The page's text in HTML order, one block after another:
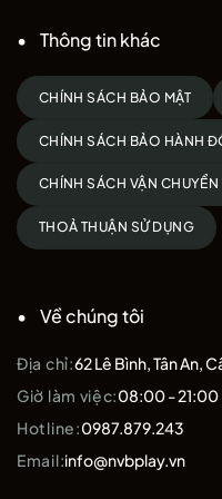
Thông tin khác
CHÍNH SÁCH BẢO MẬT
CHÍNH SÁCH BẢO HÀNH
CHÍNH SÁCH VẬN CHUYỂN
THOẢ THUẬN SỬ DỤNG
Về chúng tôi
Địa chỉ:62 Lê Bình, Tân An,
Giờ làm việc:08:00 - 21:00
Hotline:0987.879.243
Email:info@nvbplay.vn